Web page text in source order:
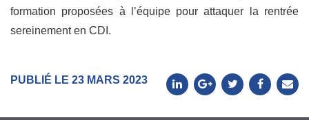
formation proposées à l’équipe pour attaquer la rentrée
sereinement en CDI.
PUBLIÉ LE 23 MARS 2023